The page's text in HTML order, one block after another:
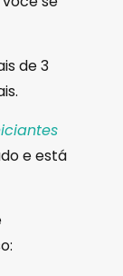
de 3
e está